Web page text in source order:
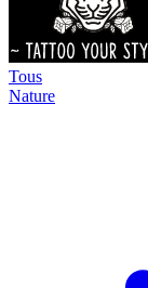
Tous
Nature